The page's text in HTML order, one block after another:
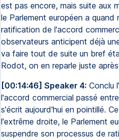
est pas encore, mais suite aux
le Parlement européen a quand
ratification de l'accord
observateurs anticipent déjà
va faire tout de suite un bref
Rodot, on en reparle juste
[00:14:46] Speaker 4: Conclu
l'accord commercial passé
s'écrit aujourd'hui en pointillé.
l'extrême droite, le Parlement
suspendre son processus de